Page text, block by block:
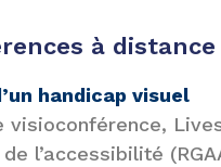
à distance
handicap visuel
visioconférence,
l’accessibilité